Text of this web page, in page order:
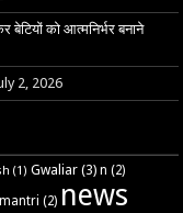
बेटियों को आत्मनिर्भर बनाने
2, 2026
(1) Gwaliar (3) n (2)
(2) news